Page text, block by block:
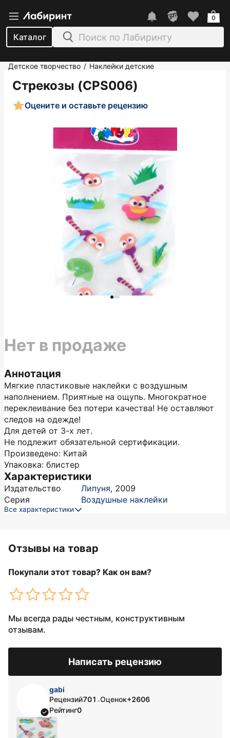
Каталог
0
Детское творчество / Наклейки детские
Стрекозы (CPS006)
Оцените и оставьте рецензию
Аннотация
Мягкие пластиковые наклейки с воздушным
наполнением. Приятные на ощупь. Многократное
переклеивание без потери качества! Не оставляют
следов на одежде!
Для детей от 3-х лет.
Не подлежит обязательной сертификации.
Произведено: Китай
Упаковка: блистер
Характеристики
Издательство Липуня, 2009
Серия
Воздушные наклейки
Все характеристики
Нет в продаже
Отзывы на товар
Покупали этот товар? Как он вам?
Мы всегда рады честным, конструктивным
отзывам.
Написать рецензию
gabi
Рецензий701 •Оценок+2606
Рейтинг0